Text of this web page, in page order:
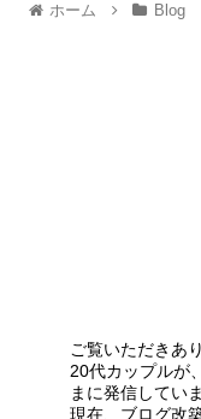
ホーム Blog
ご覧いただきあ
20代カップルが
まに発信してい
現在、ブログ改築